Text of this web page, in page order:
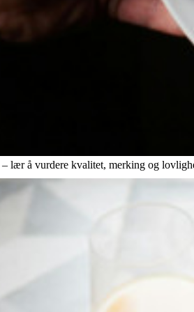
lær å vurdere kvalitet, merking og